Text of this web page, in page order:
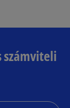
számviteli